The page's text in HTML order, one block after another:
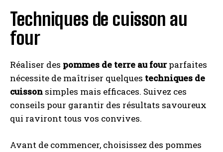
Techniques de cuisson au
four
Réaliser des pommes de terre au fourparfaites
nécessite de maîtriser quelques techniques de
cuisson simples mais efficaces. Suivez ces
conseils pour garantir des résultats savoureux
qui raviront tous vos convives.
Avant de commencer, choisissez des pommes